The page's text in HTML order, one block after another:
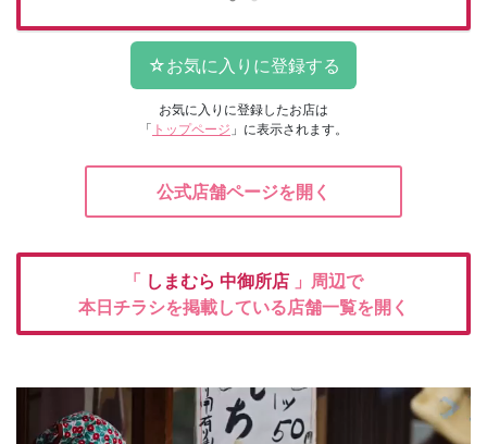
お気に入りに登録したお店は
「 トップページ 」に表示されます。
公式店舗ページを開く
「 しまむら 中御所店 」周辺で
本日チラシを掲載している店舗一覧を開く